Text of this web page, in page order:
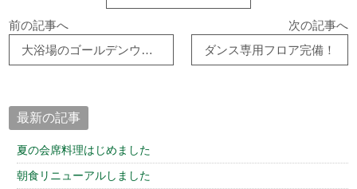
前の記事へ
大浴場のゴールデンウィーク営業日時について
次の記事へ
ダンス専用フロア完備！
最新の記事
夏の会席料理はじめました
朝食リニューアルしました